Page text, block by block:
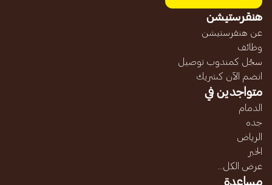
هنقرستيشن
عن هنقرستيشن
وظائف
سجّل كمندوب توصيل
انضم الآن كشريك
متواجدين في
الدمام
جده
الرياض
الخبر
عرض الكل...
مساعدة